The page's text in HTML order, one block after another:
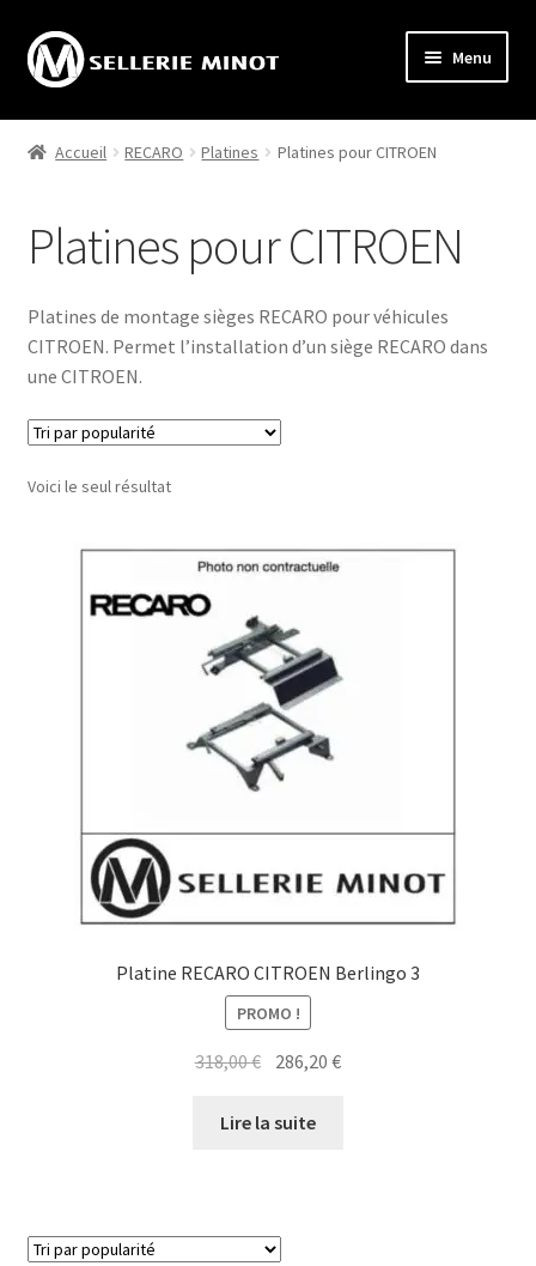
Aller
à
Aller
au
Menu
Accueil
Boutique internet
Réalisations
Échappées Tourangelles®
Accueil RECARO Platines Platines pour CITROEN
Platines pour CITROEN
Platines de montage sièges RECARO pour véhicules
CITROEN. Permet l’installation d’un siège RECARO dans
une CITROEN.
Voici le seul résultat
Platine RECARO CITROEN Berlingo 3
PROMO !
318,00€ Le
initial
286,20€Le
Lire la suite